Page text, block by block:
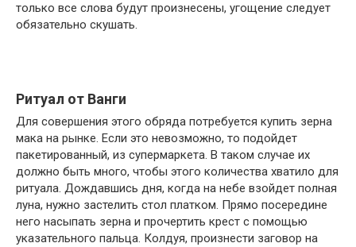
только все слова будут произнесены, угощение следует
обязательно скушать.
Ритуал от Ванги
Для совершения этого обряда потребуется купить зерна
мака на рынке. Если это невозможно, то подойдет
пакетированный, из супермаркета. В таком случае их
должно быть много, чтобы этого количества хватило для
ритуала. Дождавшись дня, когда на небе взойдет полная
луна, нужно застелить стол платком. Прямо посередине
него насыпать зерна и прочертить крест с помощью
указательного пальца. Колдуя, произнести заговор на